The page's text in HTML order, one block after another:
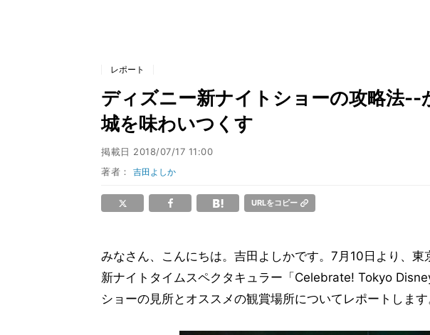
レポート
ディズニー新ナイトショーの攻略法--
城を味わいつくす
掲載日 2018/07/17 11:00
著者：吉田よしか
URLをコピー
みなさん、こんにちは。吉田よしかです。7月10日より、東
新ナイトタイムスペクタキュラー「Celebrate! Tokyo
ショーの見所とオススメの観賞場所についてレポートします